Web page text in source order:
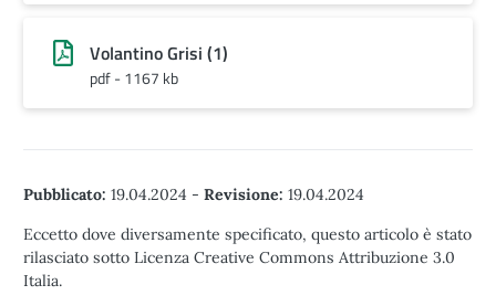
Volantino Grisi (1)
pdf - 1167 kb
Pubblicato: 19.04.2024 - Revisione: 19.04.2024
Eccetto dove diversamente specificato, questo articolo è stato
rilasciato sotto Licenza Creative Commons Attribuzione 3.0
Italia.